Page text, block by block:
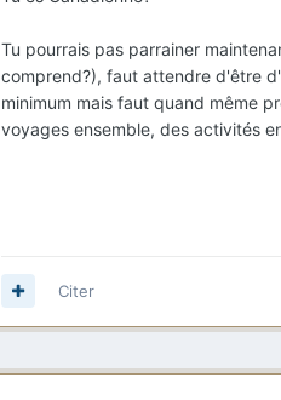
Tu pourrais pas parrainer
comprend?), faut attendre d'être
minimum mais faut quand même
voyages ensemble, des activités
Citer